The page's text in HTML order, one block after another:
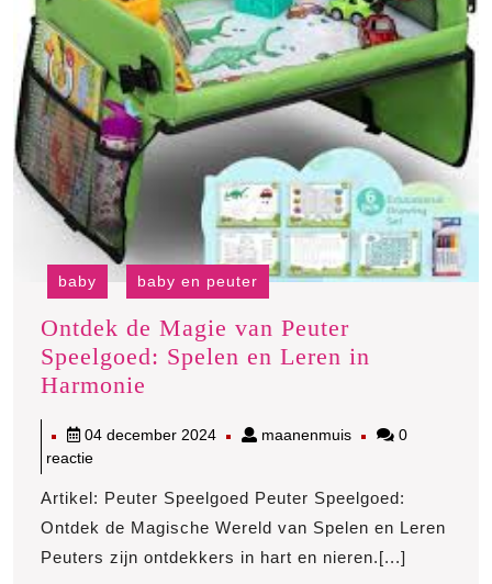
baby baby en peuter
Ontdek de Magie van Peuter
Speelgoed: Spelen en Leren in
Harmonie
Magie
Peuter
Speelgoed:
Spelen
04 december 202404
maanenmuismaanenmuis
0
reactie
Artikel: Peuter Speelgoed Peuter Speelgoed:
Ontdek de Magische Wereld van Spelen en Leren
Peuters zijn ontdekkers in hart en nieren.[...]